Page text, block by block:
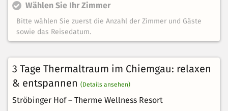
Wählen Sie Ihr Zimmer
Bitte wählen Sie zuerst die Anzahl der Zimmer und Gäste
sowie das Reisedatum.
3 Tage Thermaltraum im Chiemgau: relaxen
& entspannen (Details ansehen)
Ströbinger Hof – Therme Wellness Resort